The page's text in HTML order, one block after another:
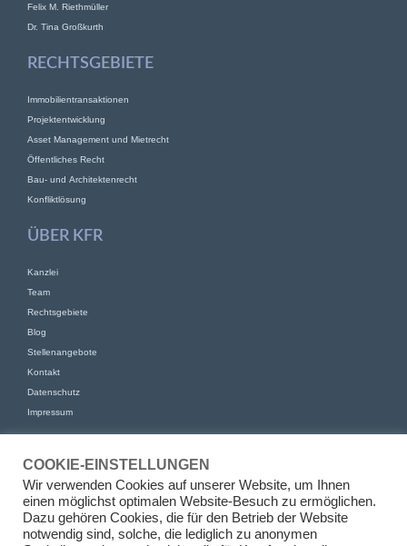
Felix M. Riethmüller
Dr. Tina Großkurth
RECHTSGEBIETE
Immobilientransaktionen
Projektentwicklung
Asset Management und Mietrecht
Öffentliches Recht
Bau- und Architektenrecht
Konfliktlösung
ÜBER KFR
Kanzlei
Team
Rechtsgebiete
Blog
Stellenangebote
Kontakt
Datenschutz
Impressum
KFR Kirchhoff Franke Riethmüller Partnerschaft von Rechtsanwälten
mbB
Am Kaiserkai 69
20457 Hamburg
COOKIE-EINSTELLUNGEN
Wir verwenden Cookies auf unserer Website, um Ihnen
einen möglichst optimalen Website-Besuch zu ermöglichen.
Dazu gehören Cookies, die für den Betrieb der Website
notwendig sind, solche, die lediglich zu anonymen